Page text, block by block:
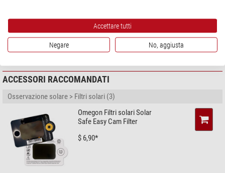
Leica Camera Deutschland AG, Am Leitz-Park 2,
35578 Wetzlar, DE,info@leica-camera.com
Sicurezza del prodotto
ACCESSORI RACCOMANDATI
Osservazione solare > Filtri solari (3)
Omegon Filtri solari Solar
Safe Easy Cam Filter
$ 6,90*
Accettare tutti
Negare No, aggiusta